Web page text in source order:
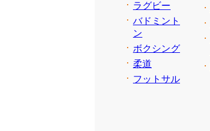
ラグビー
バドミント
ン
ボクシング
柔道
フットサル